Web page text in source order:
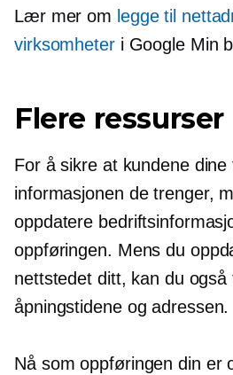
Lær mer om legge til
virksomheteri Google Min
Flere ressurser
For å sikre at kundene dine
informasjonen de trenger,
oppdatere
oppføringen. Mens du
nettstedet ditt, kan du også
åpningstidene og
Nå som oppføringen din er